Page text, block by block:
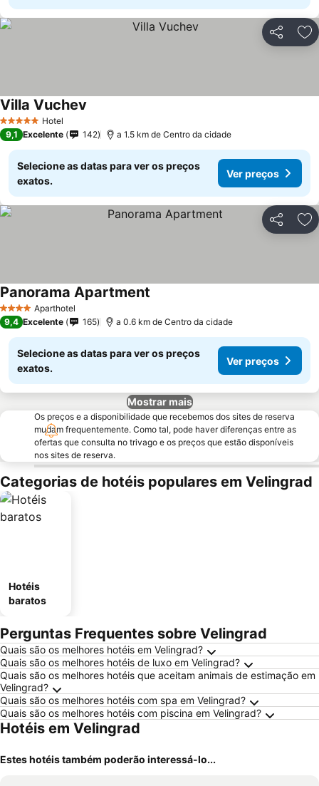
Partilhar
5 Estrelas Hotel
Villa Vuchev
9,1 Excelente 142 a 1.5 km de Centro da cidade
Selecione as datas para ver os preços
exatos.
Ver preços
Partilhar
4 EstrelasAparthotel
Panorama Apartment
9,4 Excelente 165 a 0.6 km de Centro da cidade
Selecione as datas para ver os preços
exatos.
Ver preços
Mostrar mais
Os preços e a disponibilidade que recebemos dos sites de reserva
mudam frequentemente. Como tal, pode haver diferenças entre as
ofertas que consulta no trivago e os preços que estão disponíveis
nos sites de reserva.
Categorias de hotéis populares em Velingrad
Hotéis
baratos
Perguntas Frequentes sobre Velingrad
Quais são os melhores hotéis em Velingrad?
Quais são os melhores hotéis de luxo em Velingrad?
Quais são os melhores hotéis que aceitam animais de estimação em
Velingrad?
Quais são os melhores hotéis com spa em Velingrad?
Quais são os melhores hotéis com piscina em Velingrad?
Hotéis em Velingrad
Estes hotéis também poderão interessá-lo...